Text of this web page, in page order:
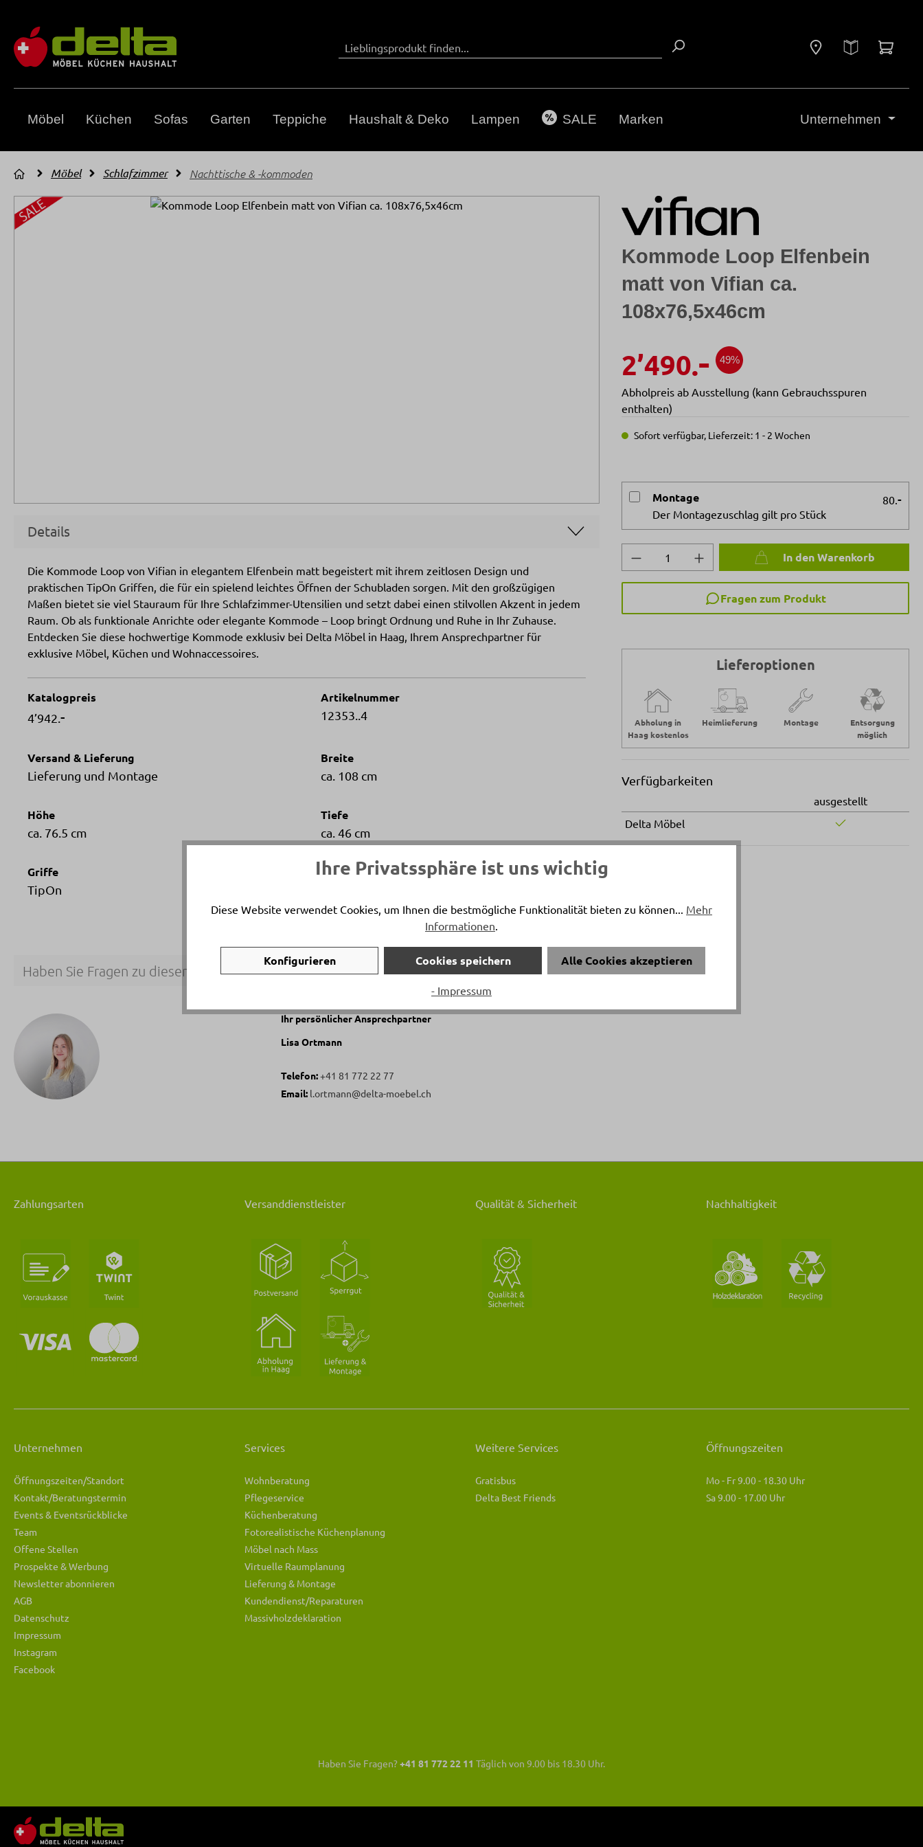
Möbel Küchen Sofas Garten Teppiche Haushalt & Deko Lampen SALE Marken Unternehmen
Möbel Schlafzimmer Nachttische & -kommoden
Bildergalerie überspringen
Kommode Loop Elfenbein
matt von Vifian ca.
108x76,5x46cm
2’490.- 49%
Abholpreis ab Ausstellung (kann Gebrauchsspuren
enthalten)
Sofort verfügbar, Lieferzeit: 1 - 2 Wochen
Montage
Der Montagezuschlag gilt pro Stück
80. -
Produkt Anzahl: Gib denIn den Warenkorb
Fragen zum Produkt
Lieferoptionen
Abholung in
Haag kostenlos
Heimlieferung Montage
Entsorgung
möglich
Verfügbarkeiten
ausgestellt
Delta Möbel
Details
Die Kommode Loop von Vifian in elegantem Elfenbein matt begeistert mit ihrem zeitlosen Design und
praktischen TipOn Griffen, die für ein spielend leichtes Öffnen der Schubladen sorgen. Mit den großzügigen
Maßen bietet sie viel Stauraum für Ihre Schlafzimmer-Utensilien und setzt dabei einen stilvollen Akzent in jedem
Raum. Ob als funktionale Anrichte oder elegante Kommode – Loop bringt Ordnung und Ruhe in Ihr Zuhause.
Entdecken Sie diese hochwertige Kommode exklusiv bei Delta Möbel in Haag, Ihrem Ansprechpartner für
exklusive Möbel, Küchen und Wohnaccessoires.
Katalogpreis
4’942.-
Artikelnummer
12353..4
Versand & Lieferung
Lieferung und Montage
Breite
ca. 108 cm
Höhe
ca. 76.5 cm
Tiefe
ca. 46 cm
Griffe
TipOn
Artikelfarbe
Haben Sie Fragen zu diesem Produkt?
Ihr persönlicher Ansprechpartner
Lisa Ortmann
Telefon:+41 81 772 22 77
Email: l.ortmann@delta-moebel.ch
Zahlungsarten Versanddienstleister Qualität & Sicherheit Nachhaltigkeit
Unternehmen
Öffnungszeiten/Standort
Kontakt/Beratungstermin
Events & Eventsrückblicke
Team
Offene Stellen
Prospekte & Werbung
Newsletter abonnieren
AGB
Datenschutz
Impressum
Instagram
Facebook
Services
Wohnberatung
Pflegeservice
Küchenberatung
Fotorealistische Küchenplanung
Möbel nach Mass
Virtuelle Raumplanung
Lieferung & Montage
Kundendienst/Reparaturen
Massivholzdeklaration
Weitere Services
Gratisbus
Delta Best Friends
Öffnungszeiten
Mo - Fr 9.00 - 18.30 Uhr
Sa 9.00 - 17.00 Uhr
Haben Sie Fragen?+41 81 772 22 11 Täglich von 9.00 bis 18.30 Uhr.
Ihre Privatssphäre ist uns wichtig
Diese Website verwendet Cookies, um Ihnen die bestmögliche Funktionalität bieten zu können... Mehr
Informationen
Konfigurieren Cookies speichern Alle Cookies akzeptieren
- Impressum